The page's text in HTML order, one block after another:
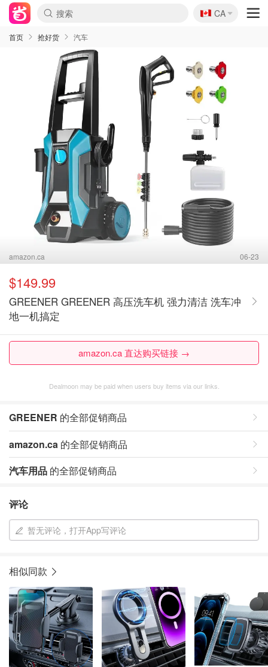
🇨🇦
CA
首页 抢好货 汽车
amazon.ca 06-23
$149.99
GREENER GREENER 高压洗车机 强力清洁 洗车冲
地一机搞定
amazon.ca 直达购买链接 →
Dealmoon may be paid when users buy items via our links.
GREENER 的全部促销商品
amazon.ca 的全部促销商品
汽车用品 的全部促销商品
评论
暂无评论，打开App写评论
相似同款